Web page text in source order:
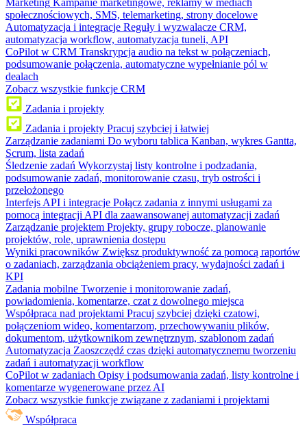
Marketing Kampanie marketingowe, reklamy w mediach
społecznościowych, SMS, telemarketing, strony docelowe
Automatyzacja i integracje Reguły i wyzwalacze CRM,
automatyzacja workflow, automatyzacja tuneli, API
CoPilot w CRM Transkrypcja audio na tekst w połączeniach,
podsumowanie połączenia, automatyczne wypełnianie pól w
dealach
Zobacz wszystkie funkcje CRM
Zadania i projekty
Zadania i projekty Pracuj szybciej i łatwiej
Zarządzanie zadaniami Do wyboru tablica Kanban, wykres Gantta,
Scrum, lista zadań
Śledzenie zadań Wykorzystaj listy kontrolne i podzadania,
podsumowanie zadań, monitorowanie czasu, tryb ostrości i
przełożonego
Interfejs API i integracje Połącz zadania z innymi usługami za
pomocą integracji API dla zaawansowanej automatyzacji zadań
Zarządzanie projektem Projekty, grupy robocze, planowanie
projektów, role, uprawnienia dostępu
Wyniki pracowników Zwiększ produktywność za pomocą raportów
o zadaniach, zarządzania obciążeniem pracy, wydajności zadań i
KPI
Zadania mobilne Tworzenie i monitorowanie zadań,
powiadomienia, komentarze, czat z dowolnego miejsca
Współpraca nad projektami Pracuj szybciej dzięki czatowi,
połączeniom wideo, komentarzom, przechowywaniu plików,
dokumentom, użytkownikom zewnętrznym, szablonom zadań
Automatyzacja Zaoszczędź czas dzięki automatycznemu tworzeniu
zadań i automatyzacji workflow
CoPilot w zadaniach Opisy i podsumowania zadań, listy kontrolne i
komentarze wygenerowane przez AI
Zobacz wszystkie funkcje związane z zadaniami i projektami
Współpraca